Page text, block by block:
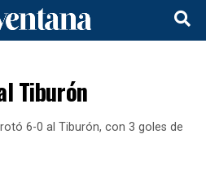
Tiburón
6-0 al Tiburón, con 3 goles de